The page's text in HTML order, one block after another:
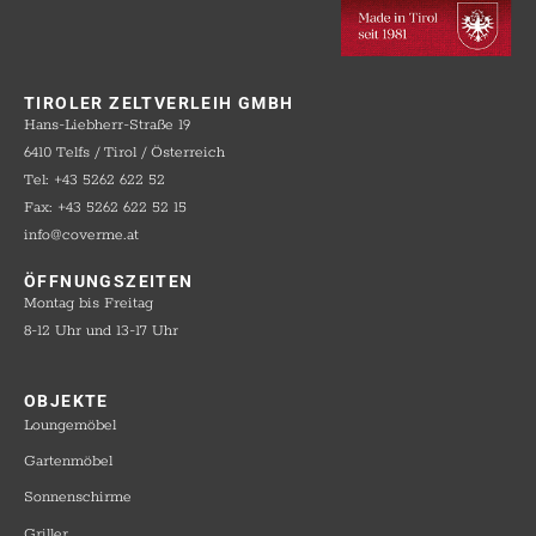
TIROLER ZELTVERLEIH GMBH
Hans-Liebherr-Straße 19
6410 Telfs / Tirol / Österreich
Tel: +43 5262 622 52
Fax: +43 5262 622 52 15
info@coverme.at
ÖFFNUNGSZEITEN
Montag bis Freitag
8-12 Uhr und 13-17 Uhr
OBJEKTE​
Loungemöbel
Gartenmöbel
Sonnenschirme